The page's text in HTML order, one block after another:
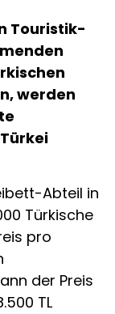
Touristik-
werden
Abteil in
Türkische
pro
der Preis
TL